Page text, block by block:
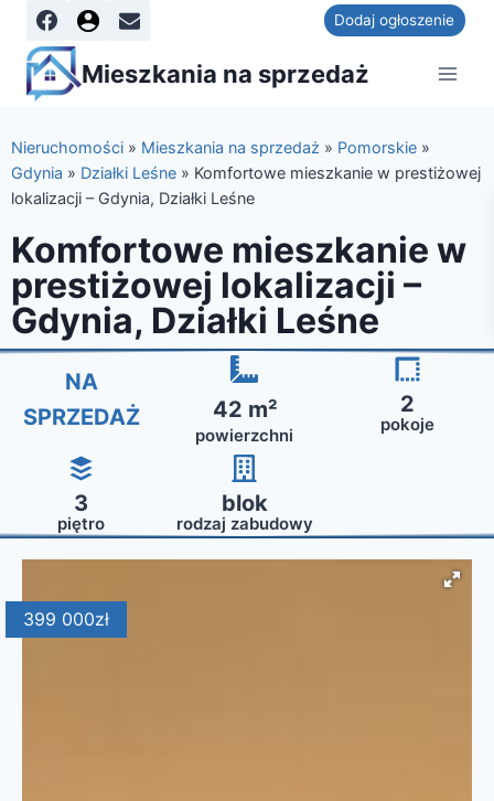
Dodaj ogłoszenie
Mieszkania na sprzedaż
Nieruchomości » Mieszkania na sprzedaż » Pomorskie »
Gdynia » Działki Leśne » Komfortowe mieszkanie w prestiżowej
lokalizacji – Gdynia, Działki Leśne
Komfortowe mieszkanie w
prestiżowej lokalizacji –
Gdynia, Działki Leśne
NA
SPRZEDAŻ
42 m²
powierzchni
2
pokoje
3
piętro
blok
rodzaj zabudowy
399 000zł